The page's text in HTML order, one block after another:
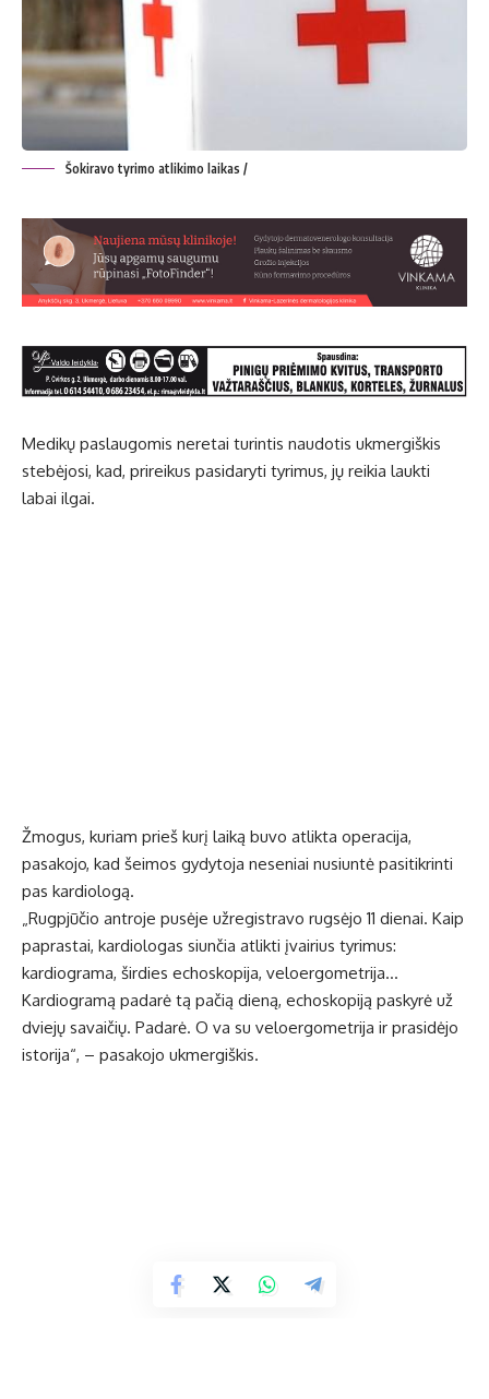
Šokiravo tyrimo atlikimo laikas /
Medikų paslaugomis neretai turintis naudotis ukmergiškis
stebėjosi, kad, prireikus pasidaryti tyrimus, jų reikia laukti
labai ilgai.
Žmogus, kuriam prieš kurį laiką buvo atlikta operacija,
pasakojo, kad šeimos gydytoja neseniai nusiuntė pasitikrinti
pas kardiologą.
„Rugpjūčio antroje pusėje užregistravo rugsėjo 11 dienai. Kaip
paprastai, kardiologas siunčia atlikti įvairius tyrimus:
kardiograma, širdies echoskopija, veloergometrija…
Kardiogramą padarė tą pačią dieną, echoskopiją paskyrė už
dviejų savaičių. Padarė. O va su veloergometrija ir prasidėjo
istorija“, – pasakojo ukmergiškis.